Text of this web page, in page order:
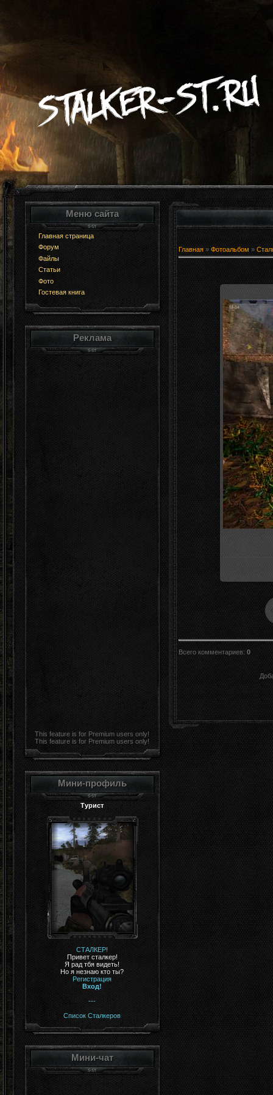
Меню сайта
Главная страница
Форум
Файлы
Статьи
Фото
Гостевая книга
Реклама
This feature is for Premium users only!
This feature is for Premium users only!
Мини-профиль
Турист
СТАЛКЕР!
Привет сталкер!
Я рад тбя видеть!
Но я незнаю кто ты?
Регистрация
Вход!
---
Список Сталкеров
Мини-чат
Главная » Фотоальбом »
Всего комментариев: 0